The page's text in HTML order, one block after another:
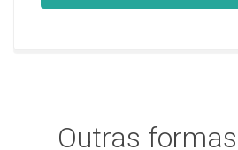
Outras